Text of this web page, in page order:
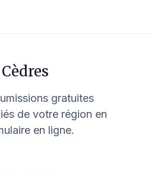
gratuites
de votre région en
en ligne.